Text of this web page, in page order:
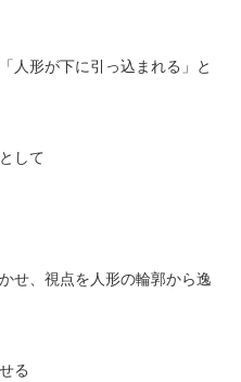
人形が下に引っ込まれる」と
して
せ、視点を人形の輪郭から逸
る